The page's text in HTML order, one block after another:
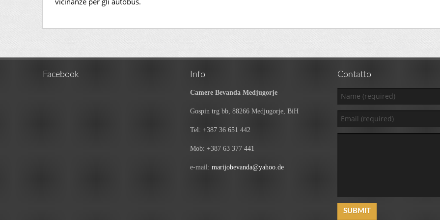
Facebook Info
Camere Bevanda Medjugorje
Gospin trg bb, 88266 Medjugorje, BiH
Tel: +387 36 651 442
Mob: +387 63 377 441
e-mail: marijobevanda@yahoo.de
Contatto